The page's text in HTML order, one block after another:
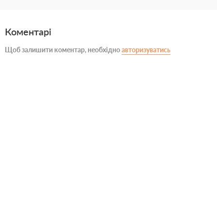
Коментарі
Щоб залишити коментар, необхідноавторизуватись